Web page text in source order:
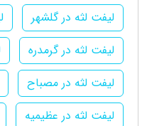
لیفت لثه در گلشهر
لیفت لثه در گرمدره
لیفت لثه در مصباح
لیفت لثه در عظیمیه